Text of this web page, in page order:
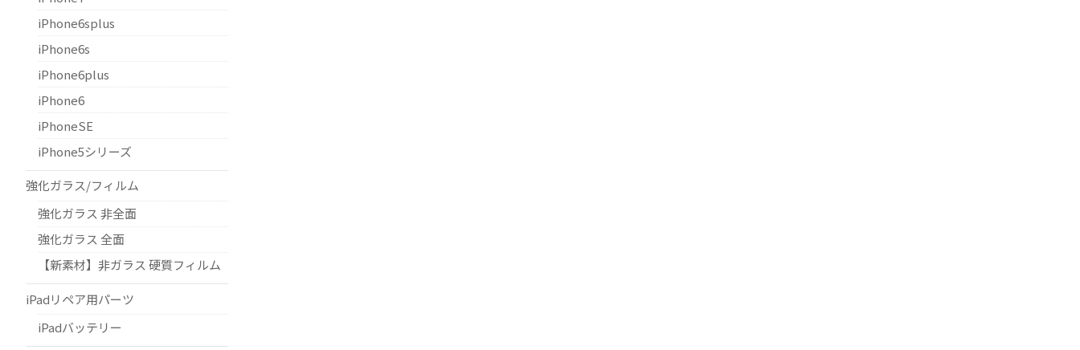
iPhone6splus
iPhone6s
iPhone6plus
iPhone6
iPhoneSE
iPhone5シリーズ
強化ガラス/フィルム
強化ガラス 非全面
強化ガラス 全面
【新素材】非ガラス 硬質フィルム
iPadリペア用パーツ
iPadバッテリー